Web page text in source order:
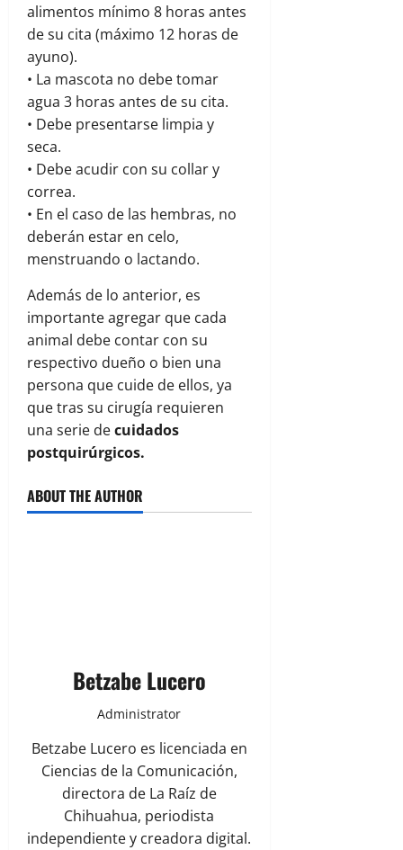
alimentos mínimo 8 horas antes
de su cita (máximo 12 horas de
ayuno).
• La mascota no debe tomar
agua 3 horas antes de su cita.
• Debe presentarse limpia y
seca.
• Debe acudir con su collar y
correa.
• En el caso de las hembras, no
deberán estar en celo,
menstruando o lactando.
Además de lo anterior, es
importante agregar que cada
animal debe contar con su
respectivo dueño o bien una
persona que cuide de ellos, ya
que tras su cirugía requieren
una serie decuidados
postquirúrgicos.
ABOUT THE AUTHOR
Betzabe Lucero
Administrator
Betzabe Lucero es licenciada en
Ciencias de la Comunicación,
directora de La Raíz de
Chihuahua, periodista
independiente y creadora digital.